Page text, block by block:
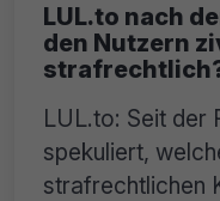
LUL.to nach
den Nutzern
LUL.to: Seit der
spekuliert,
strafrechtlichen